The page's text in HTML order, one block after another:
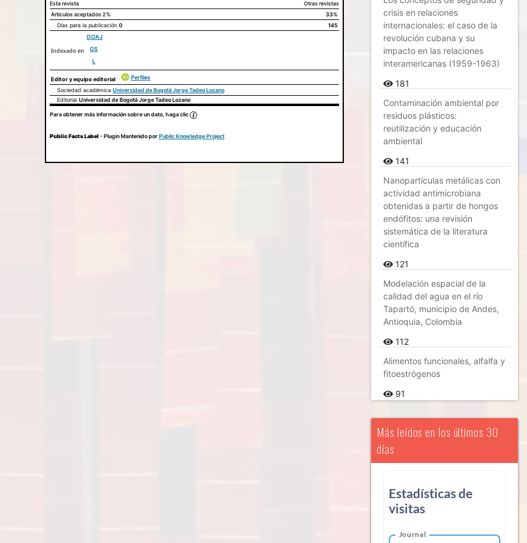
Esta revista
Otras revistas
Artículos aceptados2%
33%
Días para la publicación 0 145
Indexado en
DOAJ
GS
L
Editor y equipo editorial
Perfiles
Sociedad académica Universidad de Bogotá Jorge Tadeo Lozano
Editorial Universidad de Bogotá Jorge Tadeo Lozano
Para obtener más información sobre un dato, haga clic
Public Facts Label- Plugin Mantenido porPublic Knowledge Project
crisis en relaciones
internacionales: el caso de la
revolución cubana y su
impacto en las relaciones
interamericanas (1959-1963)
181
Contaminación ambiental por
residuos plásticos:
reutilización y educación
ambiental
141
Nanopartículas metálicas con
actividad antimicrobiana
obtenidas a partir de hongos
endófitos: una revisión
sistemática de la literatura
científica
121
Modelación espacial de la
calidad del agua en el río
Tapartó, municipio de Andes,
Antioquia, Colombia
112
Alimentos funcionales, alfalfa y
fitoestrógenos
91
Más leídos en los últimos 30
días